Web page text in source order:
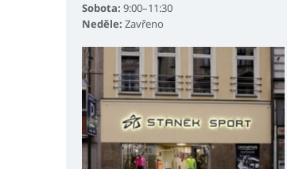
Sobota: 9:00–11:30
Neděle: Zavřeno